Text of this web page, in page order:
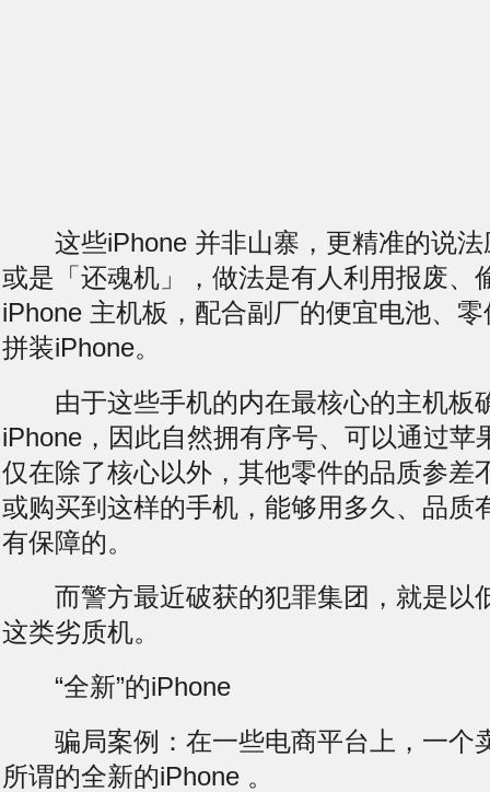
这些iPhone 并非山寨，更精准的说法
或是「还魂机」，做法是有人利用报废、
iPhone 主机板，配合副厂的便宜电池、
拼装iPhone。
由于这些手机的内在最核心的主机板
iPhone，因此自然拥有序号、可以通过苹
仅在除了核心以外，其他零件的品质参差
或购买到这样的手机，能够用多久、品质
有保障的。
而警方最近破获的犯罪集团，就是以
这类劣质机。
“全新”的iPhone
骗局案例：在一些电商平台上，一个
所谓的全新的iPhone 。